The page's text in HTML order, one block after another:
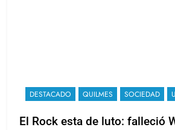
DESTACADO QUILMES SOCIEDAD
El Rock esta de luto: falleció